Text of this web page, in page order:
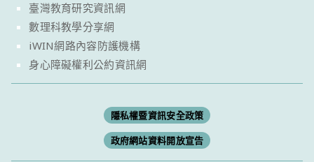
臺灣教育研究資訊網
數理科教學分享網
iWIN網路內容防護機構
身心障礙權利公約資訊網
隱私權暨資訊安全政策
政府網站資料開放宣告